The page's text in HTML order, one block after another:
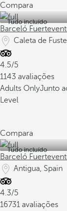
Compara
Tudo incluído
Barceló
Caleta de
4.5/5
1143 avaliações
Adults OnlyJunto
Level
Compara
Tudo incluído
Barceló
Antigua, Spain
4.3/5
16731 avaliações